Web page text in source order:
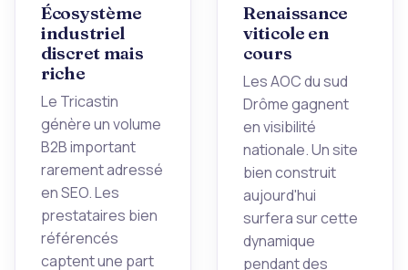
Écosystème
industriel
discret mais
riche
Le Tricastin
génère un volume
B2B important
rarement adressé
en SEO. Les
prestataires bien
référencés
captent une part
Renaissance
viticole en
cours
Les AOC du sud
Drôme gagnent
en visibilité
nationale. Un site
bien construit
aujourd'hui
surfera sur cette
dynamique
pendant des